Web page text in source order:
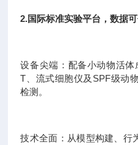
2.国际标准实验平台，数据
设备尖端：配备小动物活
T、流式细胞仪及SPF级动
检测。
技术全面：从模型构建、行